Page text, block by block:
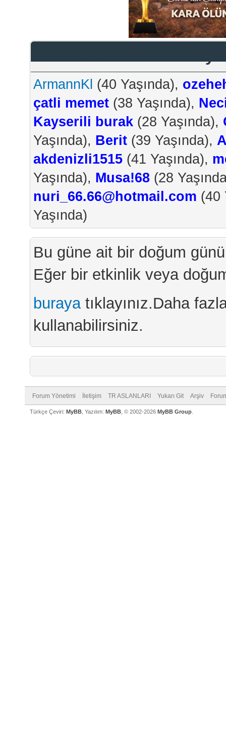
ArmannKl (40 Yaşında),
çatli memet (38 Yaşında),
Kayserili burak (28 Yaşında),
Yaşında), Berit (39 Yaşında),
akdenizli1515 (41 Yaşında),
Yaşında), Musa!68 (28
nuri_66.66@hotmail.com (40
Yaşında)
Bu güne ait bir doğum
Eğer bir etkinlik veya
burayatıklayınız.Daha
kullanabilirsiniz.
Forum Yönetimi İletişim TR ASLANLARI Yukarı Git Arşiv
Türkçe Çeviri: MyBB , Yazılım: MyBB , © 2002-2026 MyBB Group